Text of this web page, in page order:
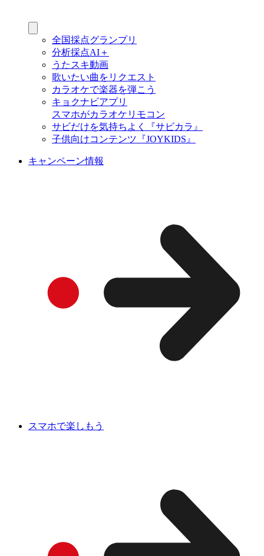
全国採点グランプリ
分析採点AI＋
うたスキ動画
歌いたい曲をリクエスト
カラオケで楽器を弾こう
キョクナビアプリ
スマホがカラオケリモコン
サビだけを気持ちよく『サビカラ』
子供向けコンテンツ『JOYKIDS』
キャンペーン情報
スマホで楽しもう